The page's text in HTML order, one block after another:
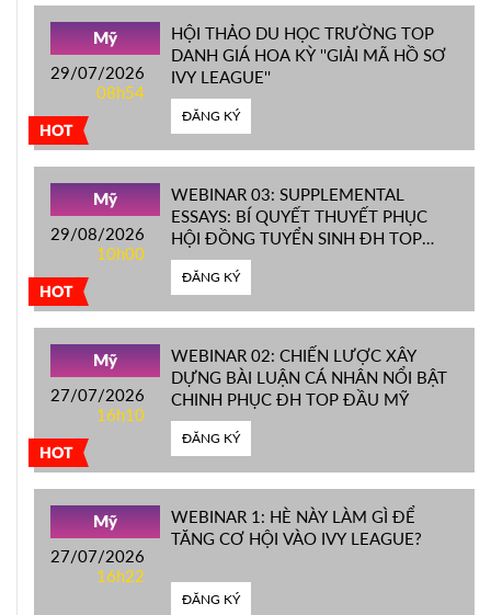
HOT
Mỹ
29/07/2026
08h54
HỘI THẢO DU HỌC TRƯỜNG TOP
DANH GIÁ HOA KỲ ''GIẢI MÃ HỒ SƠ
IVY LEAGUE''
ĐĂNG KÝ
HOT
Mỹ
29/08/2026
10h00
WEBINAR 03: SUPPLEMENTAL
ESSAYS: BÍ QUYẾT THUYẾT PHỤC
HỘI ĐỒNG TUYỂN SINH ĐH TOP
ĐẦU MỸ
ĐĂNG KÝ
HOT
Mỹ
27/07/2026
16h10
WEBINAR 02: CHIẾN LƯỢC XÂY
DỰNG BÀI LUẬN CÁ NHÂN NỔI BẬT
CHINH PHỤC ĐH TOP ĐẦU MỸ
ĐĂNG KÝ
Mỹ
27/07/2026
16h22
WEBINAR 1: HÈ NÀY LÀM GÌ ĐỂ
TĂNG CƠ HỘI VÀO IVY LEAGUE?
ĐĂNG KÝ